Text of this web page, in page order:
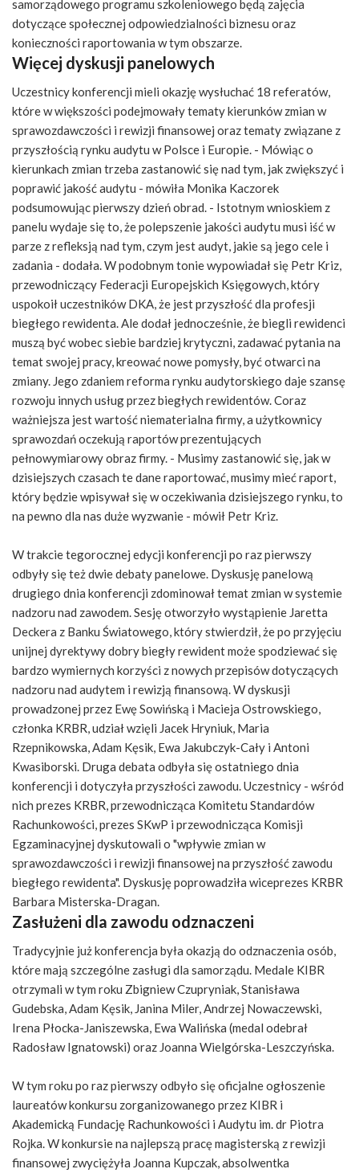
samorządowego programu szkoleniowego będą zajęcia
dotyczące społecznej odpowiedzialności biznesu oraz
konieczności raportowania w tym obszarze.
Więcej dyskusji panelowych
Uczestnicy konferencji mieli okazję wysłuchać 18 referatów,
które w większości podejmowały tematy kierunków zmian w
sprawozdawczości i rewizji finansowej oraz tematy związane z
przyszłością rynku audytu w Polsce i Europie. - Mówiąc o
kierunkach zmian trzeba zastanowić się nad tym, jak zwiększyć i
poprawić jakość audytu - mówiła Monika Kaczorek
podsumowując pierwszy dzień obrad. - Istotnym wnioskiem z
panelu wydaje się to, że polepszenie jakości audytu musi iść w
parze z refleksją nad tym, czym jest audyt, jakie są jego cele i
zadania - dodała. W podobnym tonie wypowiadał się Petr Kriz,
przewodniczący Federacji Europejskich Księgowych, który
uspokoił uczestników DKA, że jest przyszłość dla profesji
biegłego rewidenta. Ale dodał jednocześnie, że biegli rewidenci
muszą być wobec siebie bardziej krytyczni, zadawać pytania na
temat swojej pracy, kreować nowe pomysły, być otwarci na
zmiany. Jego zdaniem reforma rynku audytorskiego daje szansę
rozwoju innych usług przez biegłych rewidentów. Coraz
ważniejsza jest wartość niematerialna firmy, a użytkownicy
sprawozdań oczekują raportów prezentujących
pełnowymiarowy obraz firmy. - Musimy zastanowić się, jak w
dzisiejszych czasach te dane raportować, musimy mieć raport,
który będzie wpisywał się w oczekiwania dzisiejszego rynku, to
na pewno dla nas duże wyzwanie - mówił Petr Kriz.
W trakcie tegorocznej edycji konferencji po raz pierwszy
odbyły się też dwie debaty panelowe. Dyskusję panelową
drugiego dnia konferencji zdominował temat zmian w systemie
nadzoru nad zawodem. Sesję otworzyło wystąpienie Jaretta
Deckera z Banku Światowego, który stwierdził, że po przyjęciu
unijnej dyrektywy dobry biegły rewident może spodziewać się
bardzo wymiernych korzyści z nowych przepisów dotyczących
nadzoru nad audytem i rewizją finansową. W dyskusji
prowadzonej przez Ewę Sowińską i Macieja Ostrowskiego,
członka KRBR, udział wzięli Jacek Hryniuk, Maria
Rzepnikowska, Adam Kęsik, Ewa Jakubczyk-Cały i Antoni
Kwasiborski. Druga debata odbyła się ostatniego dnia
konferencji i dotyczyła przyszłości zawodu. Uczestnicy - wśród
nich prezes KRBR, przewodnicząca Komitetu Standardów
Rachunkowości, prezes SKwP i przewodnicząca Komisji
Egzaminacyjnej dyskutowali o "wpływie zmian w
sprawozdawczości i rewizji finansowej na przyszłość zawodu
biegłego rewidenta". Dyskusję poprowadziła wiceprezes KRBR
Barbara Misterska-Dragan.
Zasłużeni dla zawodu odznaczeni
Tradycyjnie już konferencja była okazją do odznaczenia osób,
które mają szczególne zasługi dla samorządu. Medale KIBR
otrzymali w tym roku Zbigniew Czupryniak, Stanisława
Gudebska, Adam Kęsik, Janina Miler, Andrzej Nowaczewski,
Irena Płocka-Janiszewska, Ewa Walińska (medal odebrał
Radosław Ignatowski) oraz Joanna Wielgórska-Leszczyńska.
W tym roku po raz pierwszy odbyło się oficjalne ogłoszenie
laureatów konkursu zorganizowanego przez KIBR i
Akademicką Fundację Rachunkowości i Audytu im. dr Piotra
Rojka. W konkursie na najlepszą pracę magisterską z rewizji
finansowej zwyciężyła Joanna Kupczak, absolwentka